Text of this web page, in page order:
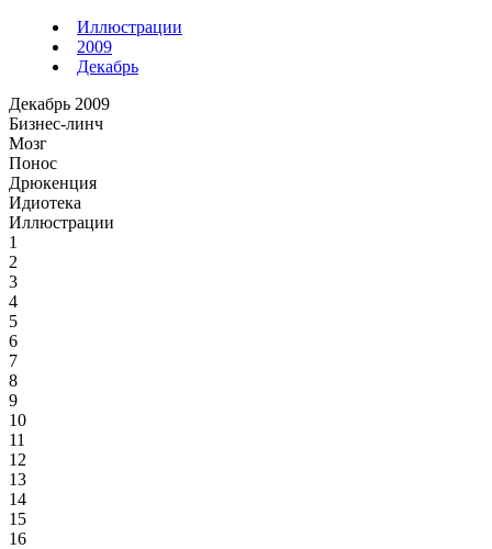
Иллюстрации
2009
Декабрь
Декабрь 2009
Бизнес-линч
Мозг
Понос
Дрюкенция
Идиотека
Иллюстрации
1
2
3
4
5
6
7
8
9
10
11
12
13
14
15
16